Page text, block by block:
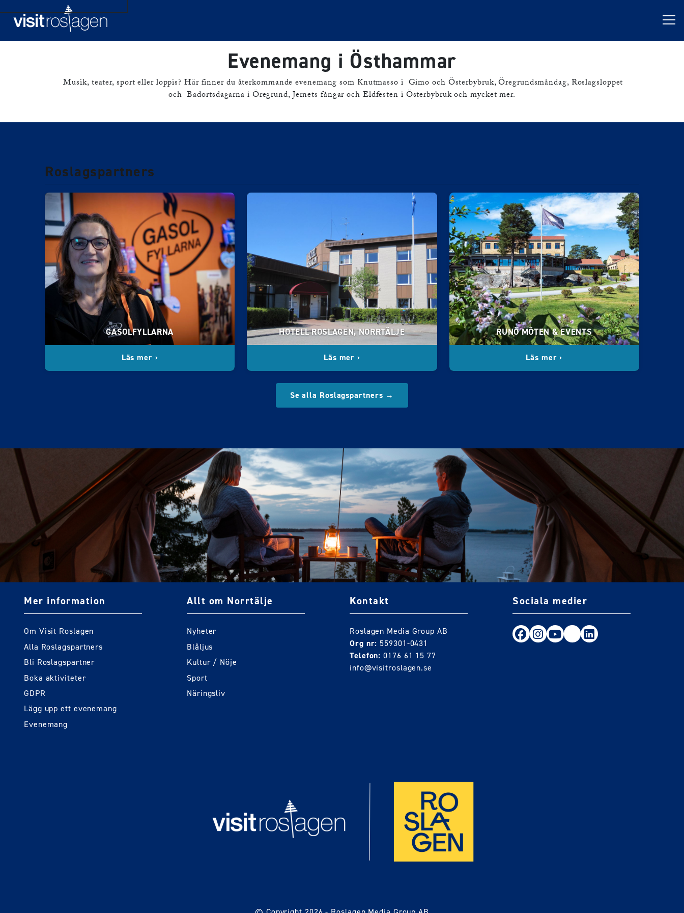
Hem Upptäck Roslagen
Evenemang i Östhammar
Musik, teater, sport eller loppis? Här finner du återkommande evenemang som Knutmasso i Gimo och Österbybruk, Öregrundsmåndag, Roslagsloppet
och Badortsdagarna i Öregrund, Jernets fångar och Eldfesten i Österbybruk och mycket mer.
Roslagspartners
GASOLFYLLARNA
Läs mer ›
HOTELL ROSLAGEN, NORRTÄLJE
Läs mer ›
RUNÖ MÖTEN & EVENTS
Läs mer ›
Se alla Roslagspartners →
Mer information
Om Visit Roslagen
Alla Roslagspartners
Bli Roslagspartner
Boka aktiviteter
GDPR
Lägg upp ett evenemang
Evenemang
Allt om Norrtälje
Nyheter
Blåljus
Kultur / Nöje
Sport
Näringsliv
Kontakt
Roslagen Media Group AB
Org nr: 559301-0431
Telefon: 0176 61 15 77
info@visitroslagen.se
Sociala medier
Följ oss på Facebook
Följ oss på Instagram
Följ oss på Youtube
TikTokLinkedIn